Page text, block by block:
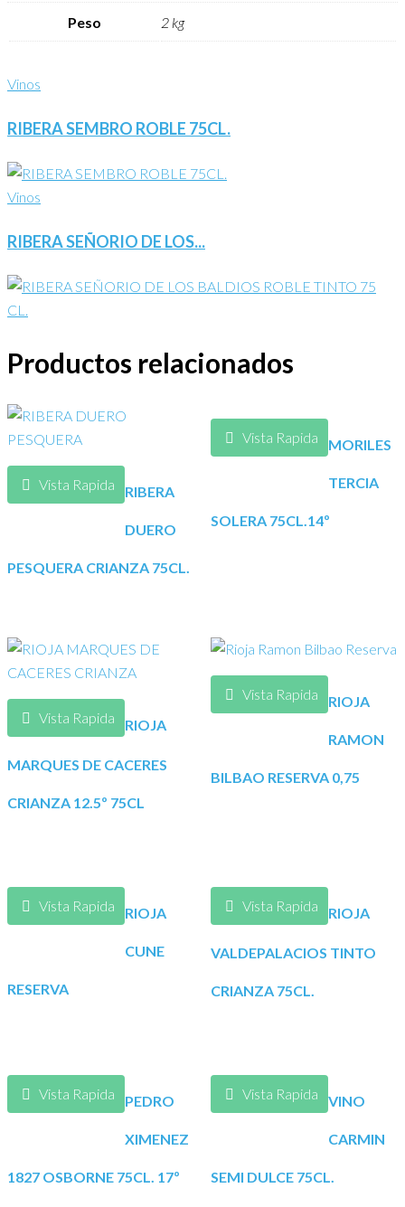
Peso 2 kg
Vinos
RIBERA SEMBRO ROBLE 75CL.
Vinos
RIBERA SEÑORIO DE LOS...
Productos relacionados
Vista Rapida RIBERA
DUERO
PESQUERA CRIANZA 75CL.
Vista Rapida MORILES
TERCIA
SOLERA 75CL.14º
Vista Rapida RIOJA
MARQUES DE CACERES
CRIANZA 12.5º 75CL
Vista Rapida RIOJA
RAMON
BILBAO RESERVA 0,75
Vista Rapida RIOJA
CUNE
RESERVA
Vista Rapida RIOJA
VALDEPALACIOS TINTO
CRIANZA 75CL.
Vista Rapida PEDRO
XIMENEZ
1827 OSBORNE 75CL. 17º
Vista Rapida VINO
CARMIN
SEMI DULCE 75CL.